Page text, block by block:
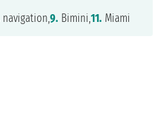
navigation,9. Bimini,11. Miami